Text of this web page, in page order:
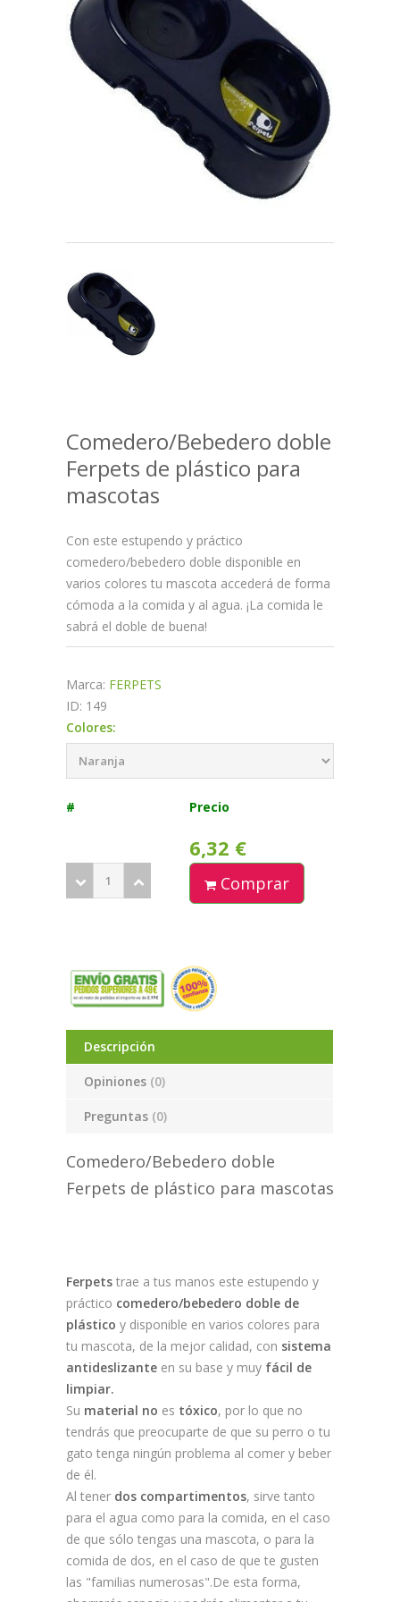
Comedero/Bebedero doble
Ferpets de plástico para
mascotas
Con este estupendo y práctico
comedero/bebedero doble disponible en
varios colores tu mascota accederá de forma
cómoda a la comida y al agua. ¡La comida le
sabrá el doble de buena!
Marca: FERPETS
ID: 149
Colores:
# Precio
6,32 €
Comprar
Descripción
Opiniones (0)
Preguntas (0)
Comedero/Bebedero doble
Ferpets de plástico para mascotas
Ferpets trae a tus manos este estupendo y
práctico comedero/bebedero doble de
plástico y disponible en varios colores para
tu mascota, de la mejor calidad, con sistema
antideslizante en su base y muy fácil de
limpiar.
Su material no es tóxico, por lo que no
tendrás que preocuparte de que su perro o tu
gato tenga ningún problema al comer y beber
de él.
Al tener dos compartimentos, sirve tanto
para el agua como para la comida, en el caso
de que sólo tengas una mascota, o para la
comida de dos, en el caso de que te gusten
las "familias numerosas".De esta forma,